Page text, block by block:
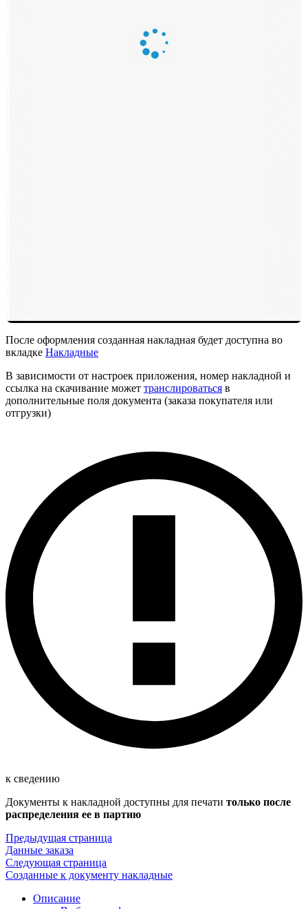
После оформления созданная накладная будет доступна во
вкладке Накладные
В зависимости от настроек приложения, номер накладной и
ссылка на скачивание может транслироваться в
дополнительные поля документа (заказа покупателя или
отгрузки)
к сведению
Документы к накладной доступны для печати только после
распределения ее в партию
Предыдущая страница
Данные заказа
Следующая страница
Созданные к документу накладные
Описание